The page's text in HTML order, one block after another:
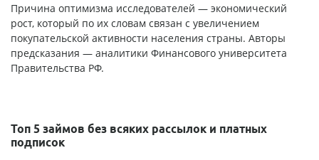
Причина оптимизма исследователей — экономический
рост, который по их словам связан с увеличением
покупательской активности населения страны. Авторы
предсказания — аналитики Финансового университета
Правительства РФ.
Топ 5 займов без всяких рассылок и платных
подписок